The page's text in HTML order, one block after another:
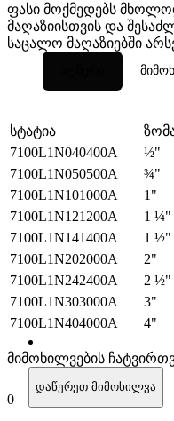
ფასი მოქმედებს
მაღაზიისთვის და
საცალო მაღაზიებში
სტატია
7100L1N040400A
½"
7100L1N050500A
¾"
7100L1N101000A
1"
7100L1N121200A
1 ¼"
7100L1N141400A
1 ½"
7100L1N202000A
2"
7100L1N242400A
2 ½"
7100L1N303000A
3"
7100L1N404000A
4"
მიმოხილვების
0
დაწერეთ მიმოხილვა